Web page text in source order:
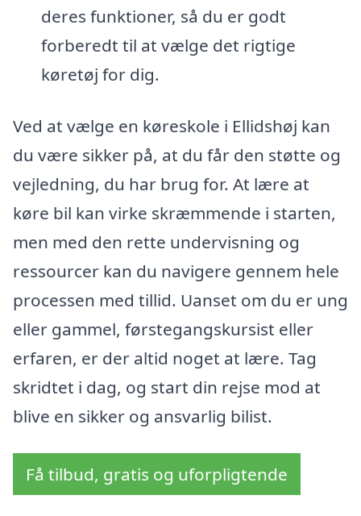
deres funktioner, så du er godt
forberedt til at vælge det rigtige
køretøj for dig.
Ved at vælge en køreskole i Ellidshøj kan
du være sikker på, at du får den støtte og
vejledning, du har brug for. At lære at
køre bil kan virke skræmmende i starten,
men med den rette undervisning og
ressourcer kan du navigere gennem hele
processen med tillid. Uanset om du er ung
eller gammel, førstegangskursist eller
erfaren, er der altid noget at lære. Tag
skridtet i dag, og start din rejse mod at
blive en sikker og ansvarlig bilist.
Få tilbud, gratis og uforpligtende